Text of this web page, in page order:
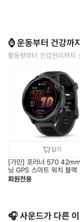
⌚ 운동부터 건강까
활동량부터 건강관리까지
[가민] 포러너 570
닝 GPS 스마트 워치 블랙
회원전용
🎧 사운드가 다른